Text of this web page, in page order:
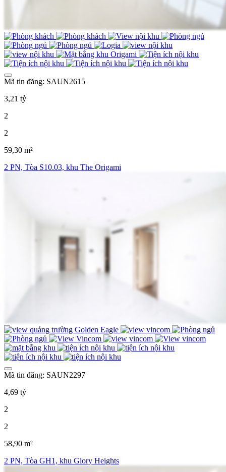
Mã tin đăng: SAUN2615
3,21 tỷ
2
2
59,30 m²
2 PN, Tòa S10.03, khu The Origami
Mã tin đăng: SAUN2297
4,69 tỷ
2
2
58,90 m²
2 PN, Tòa GH1, khu Glory Heights